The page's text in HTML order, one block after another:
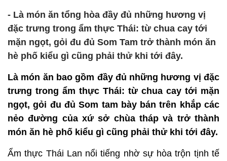
- Là món ăn tổng hòa đầy đủ những hương vị
đặc trưng trong ẩm thực Thái: từ chua cay tới
mặn ngọt, gỏi đu đủ Som Tam trở thành món ăn
hè phố kiểu gì cũng phải thử khi tới đây.
Là món ăn bao gồm đầy đủ những hương vị đặc
trưng trong ẩm thực Thái: từ chua cay tới mặn
ngọt, gỏi đu đủ Som tam bày bán trên khắp các
nẻo đường của xứ sở chùa tháp và trở thành
món ăn hè phố kiểu gì cũng phải thử khi tới đây.
Ẩm thực Thái Lan nổi tiếng nhờ sự hòa trộn tịnh tế